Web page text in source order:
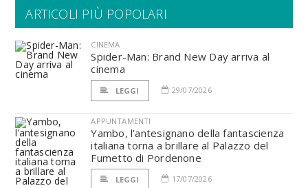
ARTICOLI PIÙ POPOLARI
CINEMA
Spider-Man: Brand New Day arriva al
cinema
LEGGI 29/07/2026
APPUNTAMENTI
Yambo, l’antesignano della fantascienza
italiana torna a brillare al Palazzo del
Fumetto di Pordenone
LEGGI 17/07/2026